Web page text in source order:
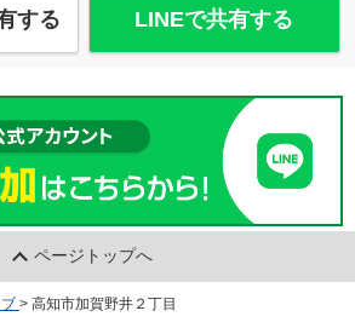
老ノ丸/Ｒ号地 残り1区画！
する LINEで共有する
ページトップへ
> 高知市加賀野井２丁目